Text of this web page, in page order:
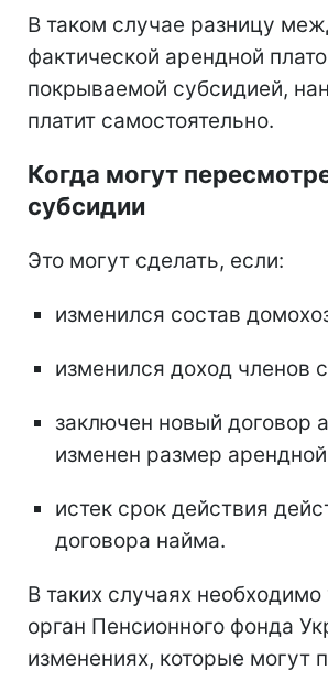
В таком случае разницу
фактической арендной
покрываемой субсидией,
платит самостоятельно.
Когда могут
субсидии
Это могут сделать, если:
изменился состав
изменился доход членов
заключен новый договор
изменен размер
истек срок действия
договора найма.
В таких случаях
орган Пенсионного фонда
изменениях, которые могут